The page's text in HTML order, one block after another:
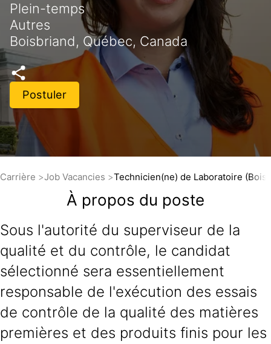
Plein-temps
Autres
Boisbriand, Québec, Canada
Postuler
Carrière Job Vacancies Technicien(ne) de Laboratoire
À propos du poste
Sous l'autorité du superviseur de la
qualité et du contrôle, le candidat
sélectionné sera essentiellement
responsable de l'exécution des essais
de contrôle de la qualité des matières
premières et des produits finis pour les